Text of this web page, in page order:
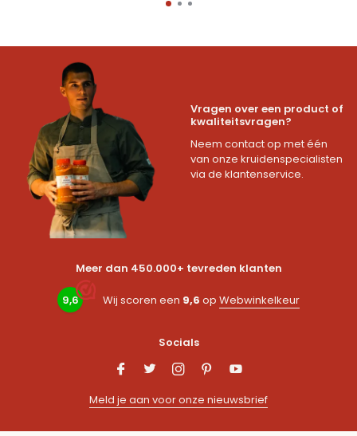
Vragen over een product of
kwaliteitsvragen?
Neem contact op met één
van onze kruidenspecialisten
via de klantenservice.
Meer dan 450.000+ tevreden klanten
9,6 Wij scoren een 9,6 op Webwinkelkeur
Socials
Meld je aan voor onze nieuwsbrief